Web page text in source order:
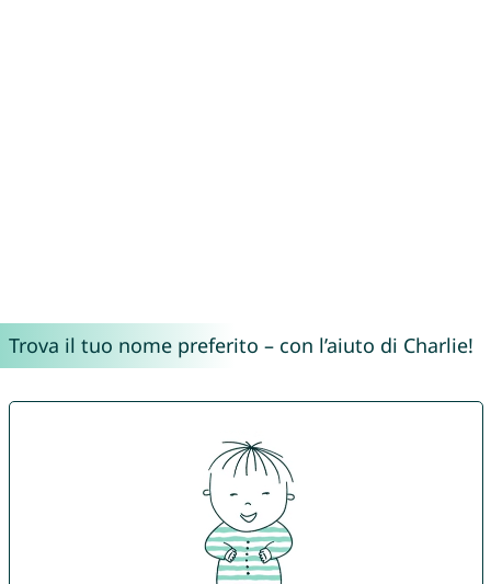
Trova il tuo nome preferito – con l’aiuto di Charlie!